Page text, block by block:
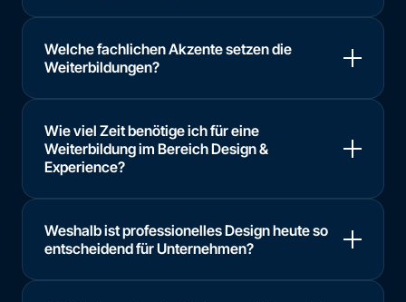
Welche fachlichen Akzente setzen die
Weiterbildungen?
Wie viel Zeit benötige ich für eine
Weiterbildung im Bereich Design &
Experience?
Weshalb ist professionelles Design heute so
entscheidend für Unternehmen?